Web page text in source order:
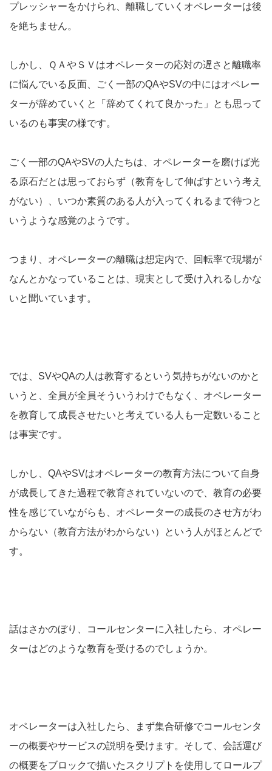
プレッシャーをかけられ、離職していくオペレーターは後
を絶ちません。
しかし、ＱＡやＳＶはオペレーターの応対の遅さと離職率
に悩んでいる反面、ごく一部のQAやSVの中にはオペレー
ターが辞めていくと「辞めてくれて良かった」とも思って
いるのも事実の様です。
ごく一部のQAやSVの人たちは、オペレーターを磨けば光
る原石だとは思っておらず（教育をして伸ばすという考え
がない）、いつか素質のある人が入ってくれるまで待つと
いうような感覚のようです。
つまり、オペレーターの離職は想定内で、回転率で現場が
なんとかなっていることは、現実として受け入れるしかな
いと聞いています。
では、SVやQAの人は教育するという気持ちがないのかと
いうと、全員が全員そういうわけでもなく、オペレーター
を教育して成長させたいと考えている人も一定数いること
は事実です。
しかし、QAやSVはオペレーターの教育方法について自身
が成長してきた過程で教育されていないので、教育の必要
性を感じていながらも、オペレーターの成長のさせ方がわ
からない（教育方法がわからない）という人がほとんどで
す。
話はさかのぼり、コールセンターに入社したら、オペレー
ターはどのような教育を受けるのでしょうか。
オペレーターは入社したら、まず集合研修でコールセンタ
ーの概要やサービスの説明を受けます。そして、会話運び
の概要をブロックで描いたスクリプトを使用してロールプ